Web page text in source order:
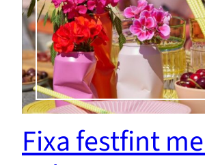
Fixa festfint